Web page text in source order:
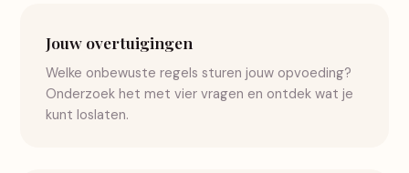
Jouw overtuigingen
Welke onbewuste regels sturen jouw opvoeding?
Onderzoek het met vier vragen en ontdek wat je
kunt loslaten.